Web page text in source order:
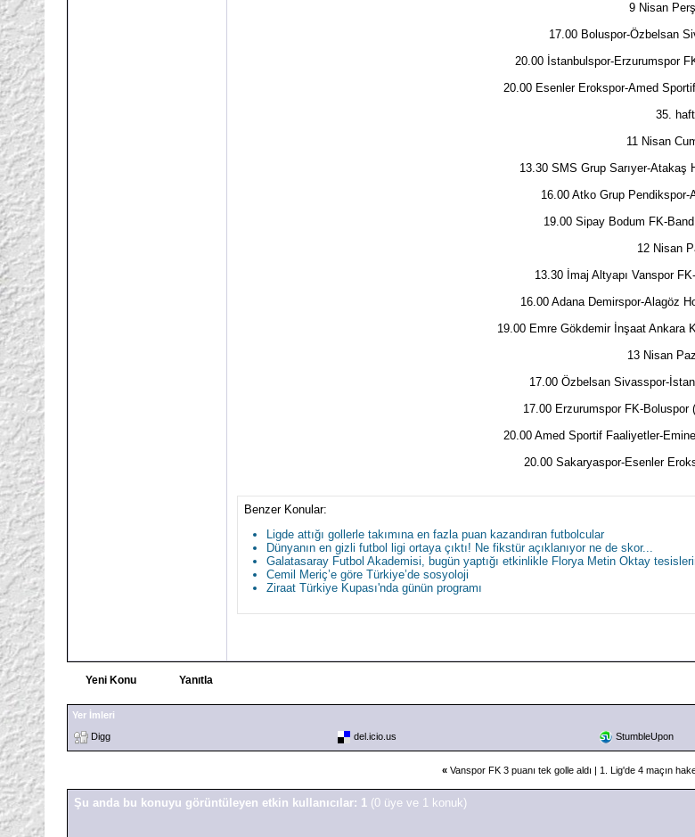
9 Nisan
17.00 Boluspor-Özbelsan
20.00 İstanbulspor-Erzurumspor
20.00 Esenler Erokspor-Amed
35.
11 Nisan
13.30 SMS Grup Sarıyer-Atakaş
16.00 Atko Grup
19.00 Sipay Bodum FK-
12 Nisan
13.30 İmaj Altyapı Vanspor
16.00 Adana Demirspor-Alagöz
19.00 Emre Gökdemir İnşaat Ankara
13 Nisan
17.00 Özbelsan Sivasspor-
17.00 Erzurumspor FK-Boluspor
20.00 Amed Sportif Faaliyetler-
20.00 Sakaryaspor-Esenler
Benzer Konular:
Ligde attığı gollerle takımına en fazla puan kazandıran futbolcular
Dünyanın en gizli futbol ligi ortaya çıktı! Ne fikstür açıklanıyor ne de skor...
Galatasaray Futbol Akademisi, bugün yaptığı etkinlikle Florya Metin Oktay
Cemil Meriç’e göre Türkiye’de sosyoloji
Ziraat Türkiye Kupası'nda günün programı
Yeni Konu Yanıtla
Yer İmleri
Digg
del.icio.us StumbleUpon
« Vanspor FK 3 puanı tek golle aldı | 1. Lig'de 4 maçın
Şu anda bu konuyu görüntüleyen etkin kullanıcılar: 1 (0 üye ve 1 konuk)